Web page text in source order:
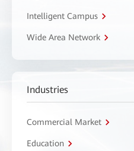
Intelligent Campus
Wide Area Network
Industries
Commercial Market
Education